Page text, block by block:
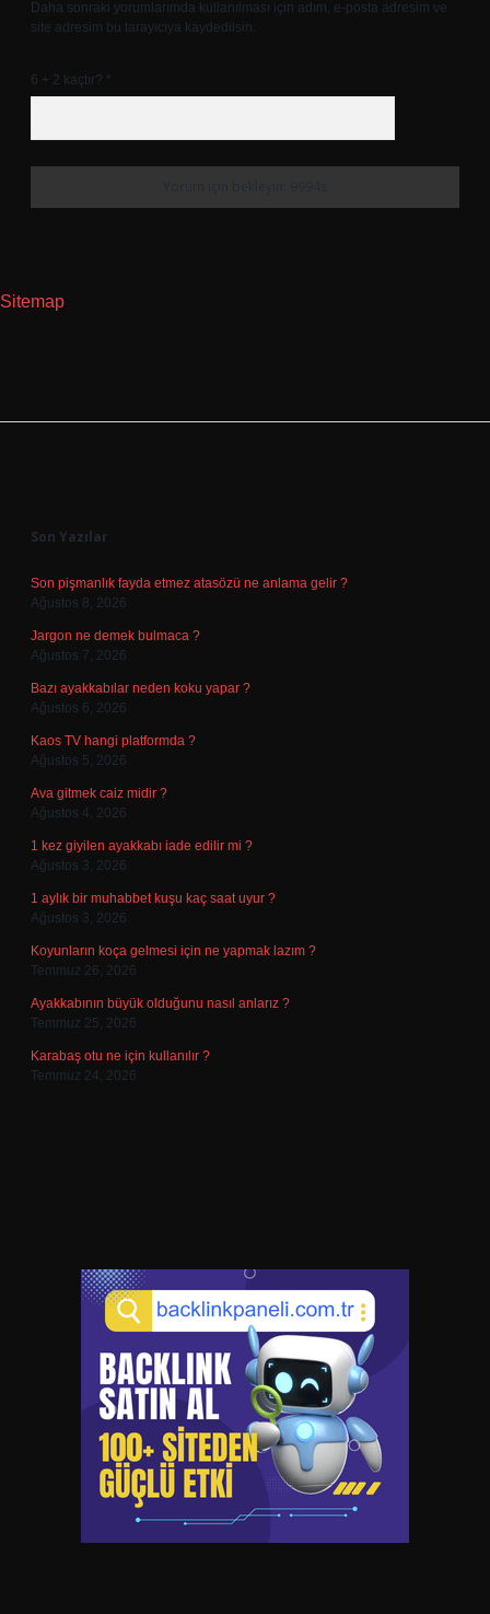
Daha sonraki yorumlarımda kullanılması için adım, e-posta adresim ve
site adresim bu tarayıcıya kaydedilsin.
6 + 2 kaçtır? *
Sitemap
Son Yazılar
Son pişmanlık fayda etmez atasözü ne anlama gelir ?
Ağustos 8, 2026
Jargon ne demek bulmaca ?
Ağustos 7, 2026
Bazı ayakkabılar neden koku yapar ?
Ağustos 6, 2026
Kaos TV hangi platformda ?
Ağustos 5, 2026
Ava gitmek caiz midir ?
Ağustos 4, 2026
1 kez giyilen ayakkabı iade edilir mi ?
Ağustos 3, 2026
1 aylık bir muhabbet kuşu kaç saat uyur ?
Ağustos 3, 2026
Koyunların koça gelmesi için ne yapmak lazım ?
Temmuz 26, 2026
Ayakkabının büyük olduğunu nasıl anlarız ?
Temmuz 25, 2026
Karabaş otu ne için kullanılır ?
Temmuz 24, 2026